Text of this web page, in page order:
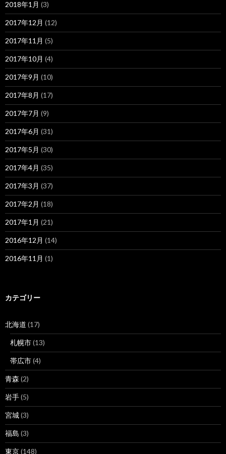
2018年1月 (3)
2017年12月 (12)
2017年11月 (5)
2017年10月 (4)
2017年9月 (10)
2017年8月 (17)
2017年7月 (9)
2017年6月 (31)
2017年5月 (30)
2017年4月 (35)
2017年3月 (37)
2017年2月 (18)
2017年1月 (21)
2016年12月 (14)
2016年11月 (1)
カテゴリー
北海道 (17)
札幌市(13)
帯広市(4)
青森 (2)
岩手(5)
宮城(3)
福島 (3)
東京(148)